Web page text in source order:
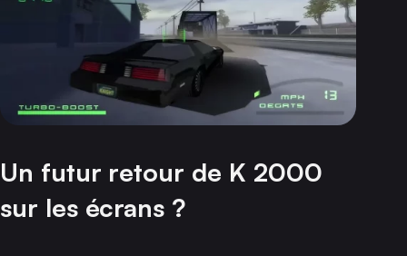
Un futur retour de K 2000
sur les écrans ?